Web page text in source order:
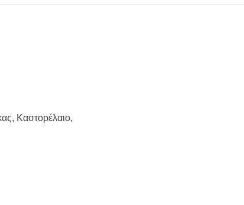
Καστορέλαιο,